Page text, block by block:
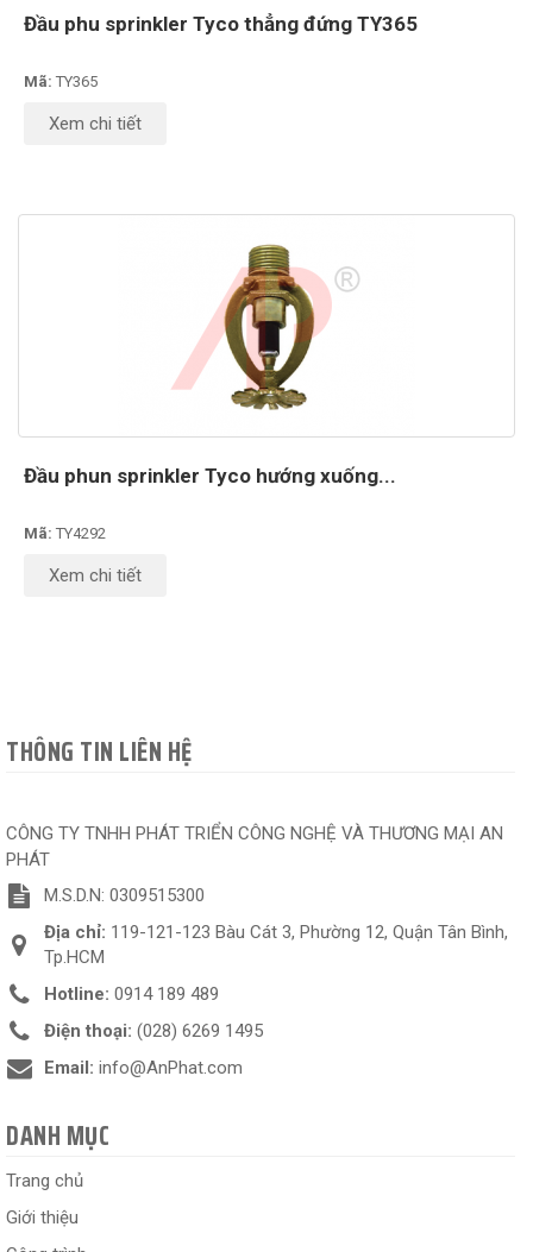
Đầu phu sprinkler Tyco thẳng đứng TY365
Mã: TY365
Xem chi tiết
Đầu phun sprinkler Tyco hướng xuống...
Mã: TY4292
Xem chi tiết
THÔNG TIN LIÊN HỆ
CÔNG TY TNHH PHÁT TRIỂN CÔNG NGHỆ VÀ THƯƠNG MẠI AN
PHÁT
M.S.D.N: 0309515300
Địa chỉ: 119-121-123 Bàu Cát 3, Phường 12, Quận Tân Bình,
Tp.HCM
Hotline: 0914 189 489
Điện thoại: (028) 6269 1495
Email: info@AnPhat.com
DANH MỤC
Trang chủ
Giới thiệu